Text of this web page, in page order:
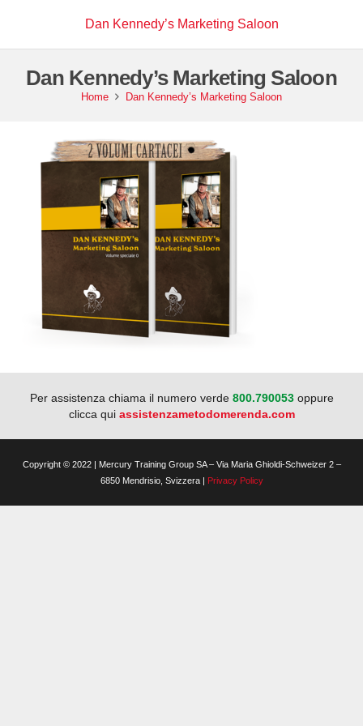
Dan Kennedy’s Marketing Saloon
Dan Kennedy’s Marketing Saloon
Home Dan Kennedy’s Marketing Saloon
Per assistenza chiama il numero verde 800.790053 oppure
clicca qui assistenzametodomerenda.com
Copyright © 2022 | Mercury Training Group SA – Via Maria Ghioldi-Schweizer 2 –
6850 Mendrisio, Svizzera | Privacy Policy